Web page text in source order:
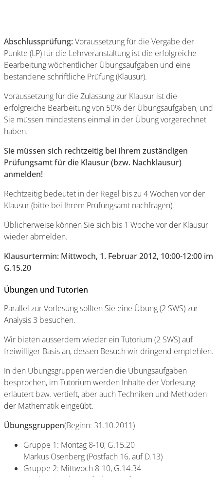
Abschlussprüfung: Voraussetzung für die Vergabe der
Punkte (LP) für die Lehrveranstaltung ist die erfolgreiche
Bearbeitung wöchentlicher Übungsaufgaben und eine
bestandene schriftliche Prüfung (Klausur).
Voraussetzung für die Zulassung zur Klausur ist die
erfolgreiche Bearbeitung von 50% der Übungsaufgaben, und
Sie müssen mindestens einmal in der Übung vorgerechnet
haben.
Sie müssen sich rechtzeitig bei Ihrem zuständigen
Prüfungsamt für die Klausur (bzw. Nachklausur)
anmelden!
Rechtzeitig bedeutet in der Regel bis zu 4 Wochen vor der
Klausur (bitte bei Ihrem Prüfungsamt nachfragen).
Üblicherweise können Sie sich bis 1 Woche vor der Klausur
wieder abmelden.
Klausurtermin: Mittwoch, 1. Februar 2012, 10:00-12:00 im
G.15.20
Übungen und Tutorien
Parallel zur Vorlesung sollten Sie eine Übung (2 SWS) zur
Analysis 3 besuchen.
Wir bieten ausserdem wieder ein Tutorium (2 SWS) auf
freiwilliger Basis an, dessen Besuch wir dringend empfehlen.
In den Übungsgruppen werden die Übungsaufgaben
besprochen, im Tutorium werden Inhalte der Vorlesung
erläutert bzw. vertieft, aber auch Techniken und Methoden
der Mathematik eingeübt.
Übungsgruppen(Beginn: 31.10.2011)
Gruppe 1: Montag 8-10, G.15.20
Markus Osenberg (Postfach 16, auf D.13)
Gruppe 2: Mittwoch 8-10, G.14.34